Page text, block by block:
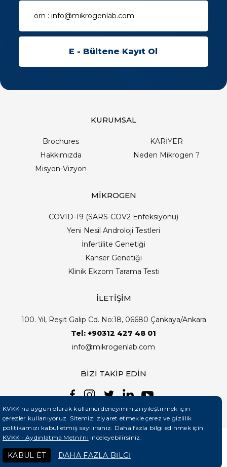
KURUMSAL
Brochures
KARİYER
Hakkımızda
Neden Mikrogen ?
Misyon-Vizyon
MİKROGEN
COVID-19 (SARS-COV2 Enfeksiyonu)
Yeni Nesil Androloji Testleri
İnfertilite Genetiği
Kanser Genetiği
Klinik Ekzom Tarama Testi
İLETİŞİM
100. Yıl, Reşit Galip Cd. No:18, 06680 Çankaya/Ankara
Tel: +90312 427 48 01
info@mikrogenlab.com
BİZİ TAKİP EDİN
Teknobay (+90 444 5 331)
KVKK'na uygun olarak kullanıcı deneyiminizi iyileştirmek için
çerezler kullanıyoruz. Sitemizi ziyaret etmekle çerez ve gizlilik
politikamızı kabul etmiş sayılırsınız. Daha fazla bilgi edinmek için
KVKK - Aydınlatma Metni'ni inceleyebilirsiniz.
KABUL ET DAHA FAZLA BİLGİ